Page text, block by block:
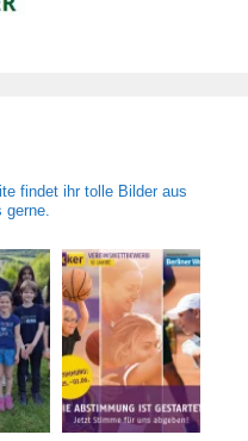
findet ihr tolle Bilder aus
gerne.